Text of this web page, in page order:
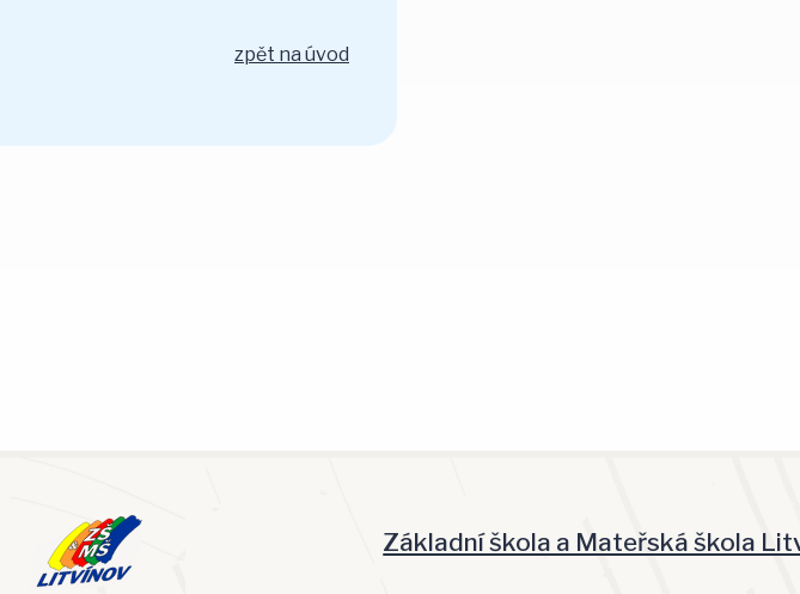
zpět na úvod
Základní škola a Mateřská škola